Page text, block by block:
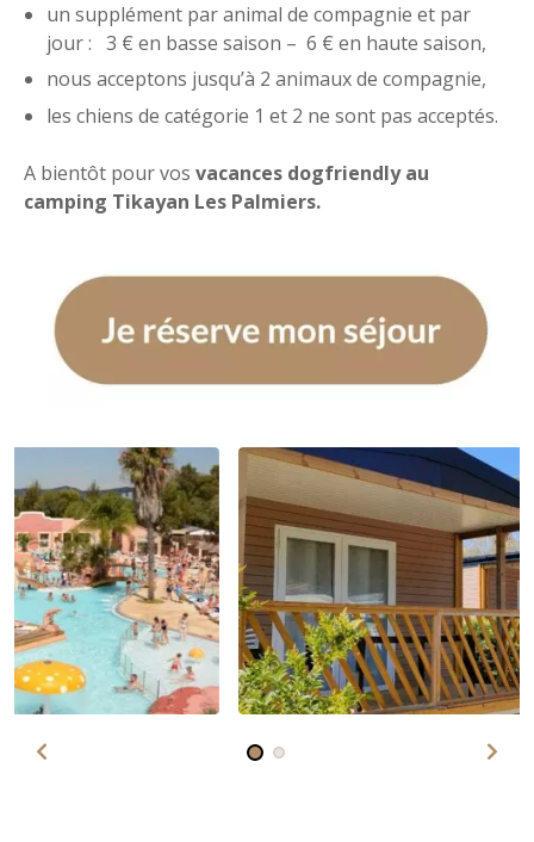
un supplément par animal de compagnie et par
jour : 3 € en basse saison – 6 € en haute saison,
nous acceptons jusqu’à 2 animaux de compagnie,
les chiens de catégorie 1 et 2 ne sont pas acceptés.
A bientôt pour vos vacances dogfriendly au
camping Tikayan Les Palmiers.